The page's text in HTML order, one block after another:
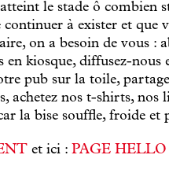
le stade ô combien
à exister et que
on a besoin de vous :
en kiosque, diffusez-nous
pub sur la toile,
achetez nos t-shirts, nos
la bise souffle, froide et
et ici : PAGE HELLO